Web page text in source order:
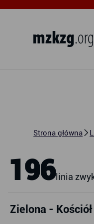
Strona główna
196linia
Zielona -